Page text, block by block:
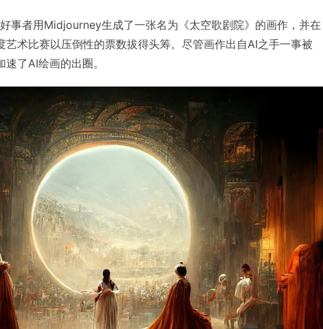
事者用Midjourney生成了一张名为《太空歌剧院》的画作，并在
艺术比赛以压倒性的票数拔得头筹。尽管画作出自AI之手一事被
了AI绘画的出圈。